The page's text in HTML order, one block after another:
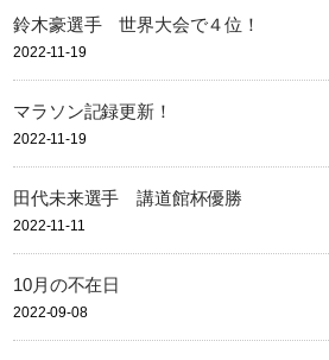
鈴木豪選手 世界大会で４位！
2022-11-19
マラソン記録更新！
2022-11-19
田代未来選手 講道館杯優勝
2022-11-11
10月の不在日
2022-09-08